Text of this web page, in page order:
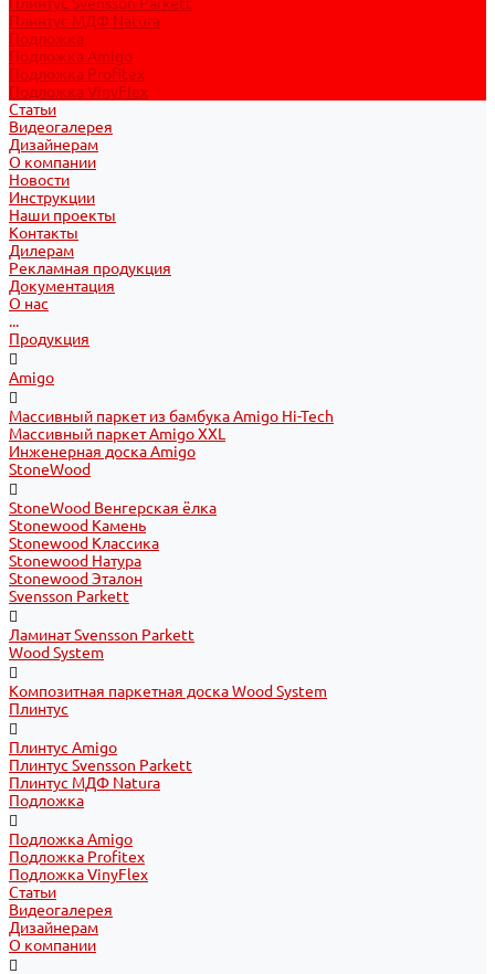
Плинтус МДФ Natura
Подложка
Подложка Amigo
Подложка Profitex
Подложка VinyFlex
Статьи
Видеогалерея
Дизайнерам
О компании
Новости
Инструкции
Наши проекты
Контакты
Дилерам
Рекламная продукция
Документация
О нас
...
Продукция
Amigo
Массивный паркет из бамбука Amigo Hi-Tech
Массивный паркет Amigo XXL
Инженерная доска Amigo
StoneWood
StoneWood Венгерская ёлка
Stonewood Камень
Stonewood Классика
Stonewood Натура
Stonewood Эталон
Svensson Parkett
Ламинат Svensson Parkett
Wood System
Композитная паркетная доска Wood System
Плинтус
Плинтус Amigo
Плинтус Svensson Parkett
Плинтус МДФ Natura
Подложка
Подложка Amigo
Подложка Profitex
Подложка VinyFlex
Статьи
Видеогалерея
Дизайнерам
О компании